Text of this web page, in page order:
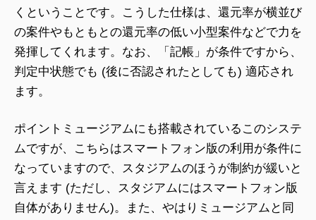
くということです。こうした仕様は、還元率が横並び
の案件やもともとの還元率の低い小型案件などで力を
発揮してくれます。なお、「記帳」が条件ですから、
判定中状態でも (後に否認されたとしても) 適応され
ます。
ポイントミュージアムにも搭載されているこのシステ
ムですが、こちらはスマートフォン版の利用が条件に
なっていますので、スタジアムのほうが制約が緩いと
言えます (ただし、スタジアムにはスマートフォン版
自体がありません)。また、やはりミュージアムと同